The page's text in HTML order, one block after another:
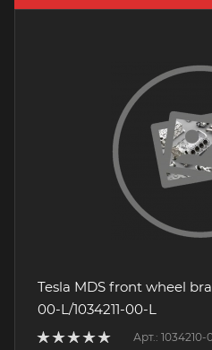
Tesla MDS front wheel
00-L/1034211-00-L
Арт.: 1034210-